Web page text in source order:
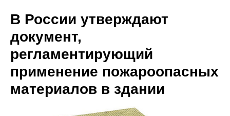
В России утверждают
документ,
регламентирующий
применение пожароопасных
материалов в здании